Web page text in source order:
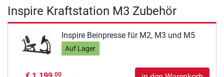
Inspire Kraftstation M3 Zubehör
Inspire Beinpresse für M2, M3 und M5
Auf Lager
00